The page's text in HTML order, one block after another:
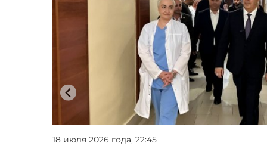
18 июля 2026 года, 22:45